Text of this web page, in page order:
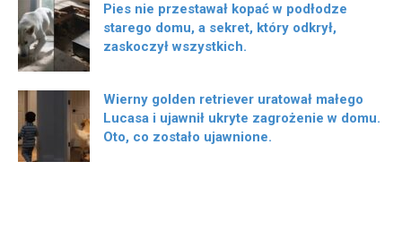
Pies nie przestawał kopać w podłodze
starego domu, a sekret, który odkrył,
zaskoczył wszystkich.
Wierny golden retriever uratował małego
Lucasa i ujawnił ukryte zagrożenie w domu.
Oto, co zostało ujawnione.